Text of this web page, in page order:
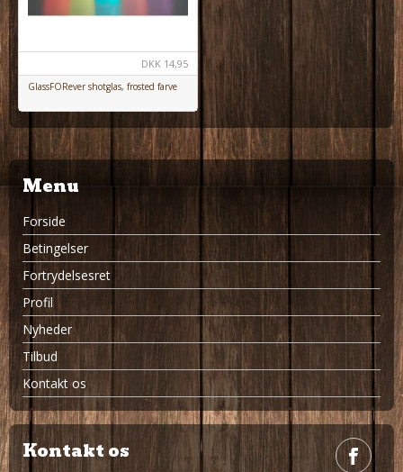
DKK 14,95
GlassFORever shotglas, frosted farve
Menu
Forside
Betingelser
Fortrydelsesret
Profil
Nyheder
Tilbud
Kontakt os
Kontakt os